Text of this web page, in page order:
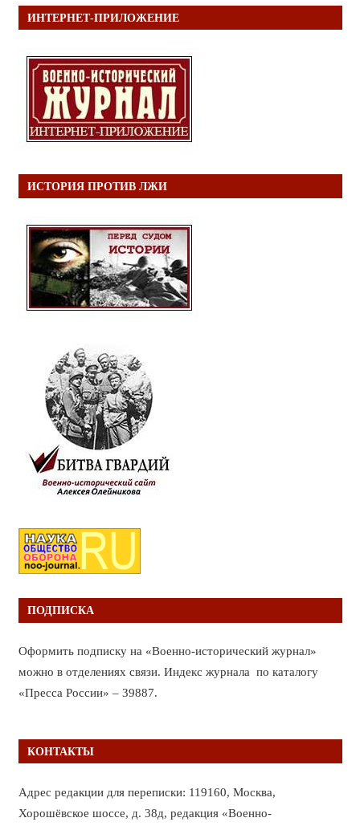
ИНТЕРНЕТ-ПРИЛОЖЕНИЕ
ИСТОРИЯ ПРОТИВ ЛЖИ
ПОДПИСКА
Оформить подписку на «Военно-исторический журнал»
можно в отделениях связи. Индекс журнала по каталогу
«Пресса России» – 39887.
КОНТАКТЫ
Адрес редакции для переписки: 119160, Москва,
Хорошёвское шоссе, д. 38д, редакция «Военно-